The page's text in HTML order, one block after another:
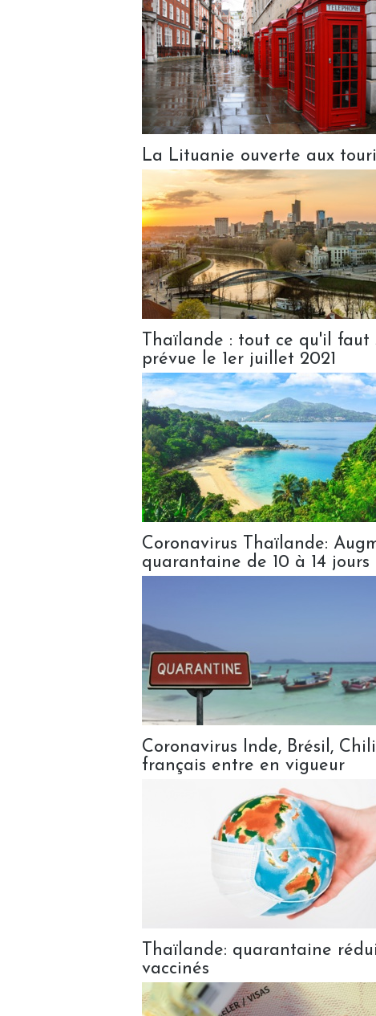
La Lituanie ouverte aux
Thaïlande : tout ce qu'il
prévue le 1er juillet 2021
Coronavirus Thaïlande:
quarantaine de 10 à 14 jours
Coronavirus Inde, Brésil,
français entre en vigueur
Thaïlande: quarantaine
vaccinés